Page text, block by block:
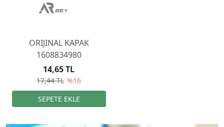
ORIJINAL KAPAK
1608834980
17,44 TL %16
14,65 TL